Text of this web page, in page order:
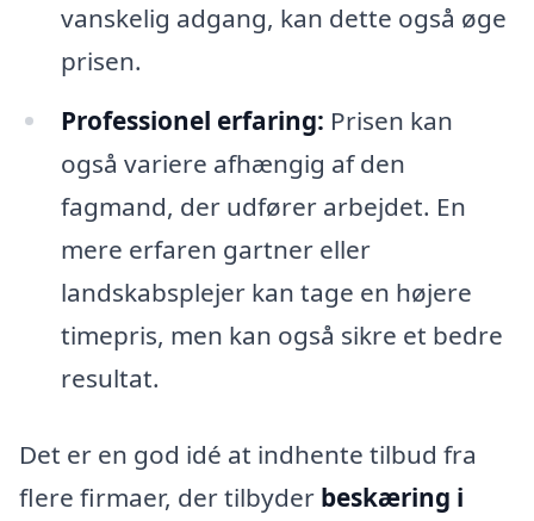
vanskelig adgang, kan dette også øge
prisen.
Professionel erfaring: Prisen kan
også variere afhængig af den
fagmand, der udfører arbejdet. En
mere erfaren gartner eller
landskabsplejer kan tage en højere
timepris, men kan også sikre et bedre
resultat.
Det er en god idé at indhente tilbud fra
flere firmaer, der tilbyder beskæring i